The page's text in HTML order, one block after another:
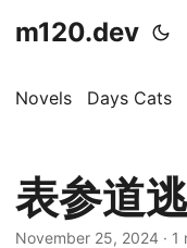
m120.dev
Novels Days Cats
表参道
November 25, 2024 · 1